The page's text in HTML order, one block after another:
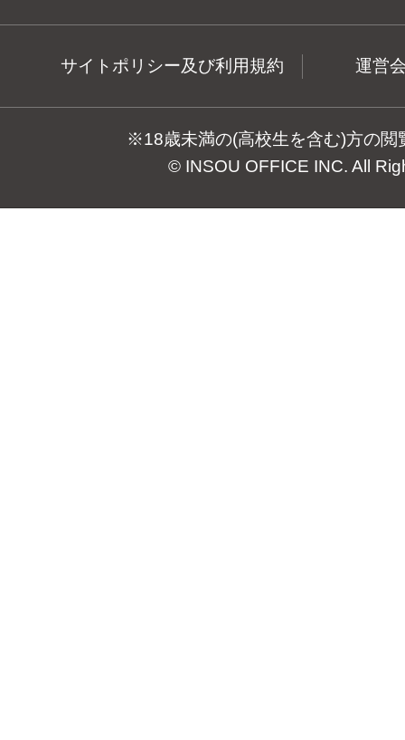
サイトポリシー及び利用規約 運営
※18歳未満の(高校生を含む)方の閲
© INSOU OFFICE INC. All